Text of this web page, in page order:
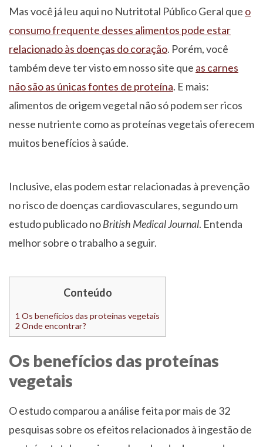
Mas você já leu aqui no Nutritotal Público Geral que o
consumo frequente desses alimentos pode estar
relacionado às doenças do coração. Porém, você
também deve ter visto em nosso site que as carnes
não são as únicas fontes de proteína. E mais:
alimentos de origem vegetal não só podem ser ricos
nesse nutriente como as proteínas vegetais oferecem
muitos benefícios à saúde.
Inclusive, elas podem estar relacionadas à prevenção
no risco de doenças cardiovasculares, segundo um
estudo publicado noBritish Medical Journal. Entenda
melhor sobre o trabalho a seguir.
Conteúdo
1 Os benefícios das proteínas vegetais
2 Onde encontrar?
Os benefícios das proteínas
vegetais
O estudo comparou a análise feita por mais de 32
pesquisas sobre os efeitos relacionados à ingestão de